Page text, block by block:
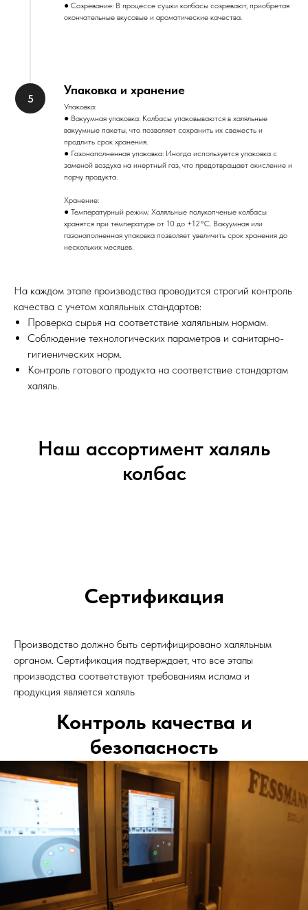
● Созревание: В процессе сушки колбасы созревают, приобретая
окончательные вкусовые и ароматические качества.
Упаковка и хранение
Упаковка:
● Вакуумная упаковка: Колбасы упаковываются в халяльные
вакуумные пакеты, что позволяет сохранить их свежесть и
продлить срок хранения.
● Газонаполненная упаковка: Иногда используется упаковка с
заменой воздуха на инертный газ, что предотвращает окисление и
порчу продукта.
Хранение:
● Температурный режим: Халяльные полукопченые колбасы
хранятся при температуре от 10 до +12°C. Вакуумная или
газонаполненная упаковка позволяет увеличить срок хранения до
нескольких месяцев.
На каждом этапе производства проводится строгий контроль
качества с учетом халяльных стандартов:
Проверка сырья на соответствие халяльным нормам.
Соблюдение технологических параметров и санитарно-
гигиенических норм.
Контроль готового продукта на соответствие стандартам
халяль.
Наш ассортимент халяль
колбас
Сертификация
Производство должно быть сертифицировано халяльным
органом. Сертификация подтверждает, что все этапы
производства соответствуют требованиям ислама и
продукция является халяль
Контроль качества и
безопасность